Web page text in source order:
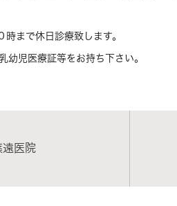
まで休日診療致します。
児医療証等をお持ち下さい。
遠医院